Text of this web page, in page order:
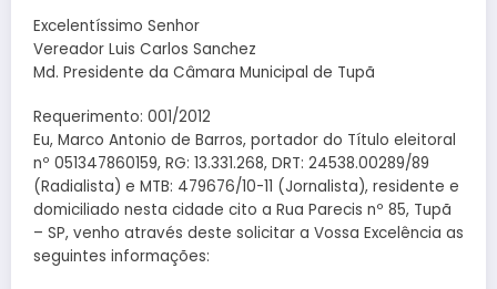
Excelentíssimo Senhor
Vereador Luis Carlos Sanchez
Md. Presidente da Câmara Municipal de Tupã
Requerimento: 001/2012
Eu, Marco Antonio de Barros, portador do Título eleitoral
nº 051347860159, RG: 13.331.268, DRT: 24538.00289/89
(Radialista) e MTB: 479676/10-11 (Jornalista), residente e
domiciliado nesta cidade cito a Rua Parecis nº 85, Tupã
– SP, venho através deste solicitar a Vossa Excelência as
seguintes informações: